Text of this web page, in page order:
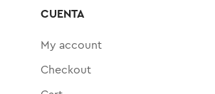
CUENTA
My account
Checkout